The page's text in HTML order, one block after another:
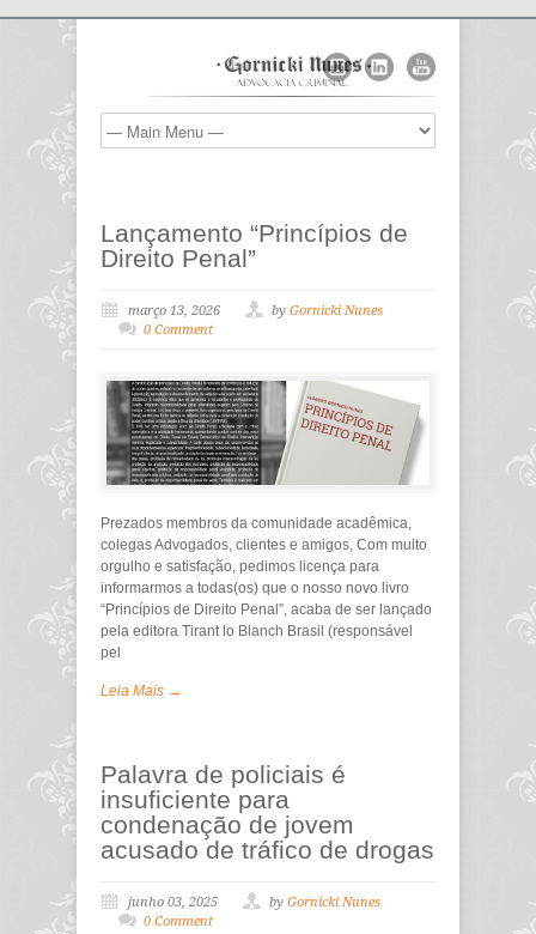
Lançamento “Princípios de
Direito Penal”
março 13, 2026 by Gornicki Nunes
0 Comment
Prezados membros da comunidade acadêmica,
colegas Advogados, clientes e amigos, Com muito
orgulho e satisfação, pedimos licença para
informarmos a todas(os) que o nosso novo livro
“Princípios de Direito Penal”, acaba de ser lançado
pela editora Tirant lo Blanch Brasil (responsável
pel
Leia Mais →
Palavra de policiais é
insuficiente para
condenação de jovem
acusado de tráfico de drogas
junho 03, 2025 by Gornicki Nunes
0 Comment